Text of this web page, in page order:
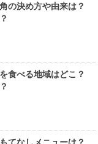
の決め方や由来は？
食べる地域はどこ？